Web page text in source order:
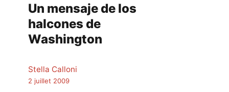
Un mensaje de los
halcones de
Washington
Stella Calloni
2 juillet 2009